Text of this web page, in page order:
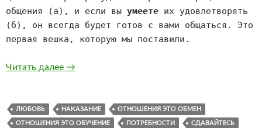
общения (а), и если вы умеете их удовлетворять
(б), он всегда будет готов с вами общаться. Это
первая вешка, которую мы поставили.
Читать далее Любовь все портит
→
ЛЮБОВЬ НАКАЗАНИЕ ОТНОШЕНИЯ ЭТО ОБМЕН
ОТНОШЕНИЯ ЭТО ОБУЧЕНИЕ ПОТРЕБНОСТИ СДАВАЙТЕСЬ